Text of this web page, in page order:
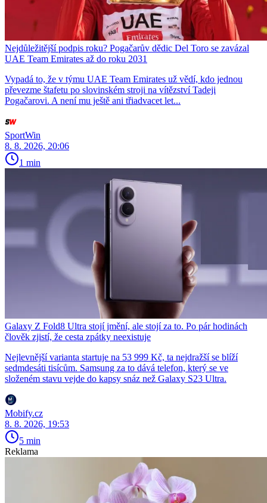
Nejdůležitější podpis roku? Pogačarův dědic Del Toro se zavázal
UAE Team Emirates až do roku 2031
Vypadá to, že v týmu UAE Team Emirates už vědí, kdo jednou
převezme štafetu po slovinském stroji na vítězství Tadeji
Pogačarovi. A není mu ještě ani třiadvacet let...
SportWin
8. 8. 2026, 20:06
1 min
Galaxy Z Fold8 Ultra stojí jmění, ale stojí za to. Po pár hodinách
člověk zjistí, že cesta zpátky neexistuje
Nejlevnější varianta startuje na 53 999 Kč, ta nejdražší se blíží
sedmdesáti tisícům. Samsung za to dává telefon, který se ve
složeném stavu vejde do kapsy snáz než Galaxy S23 Ultra.
Mobify.cz
8. 8. 2026, 19:53
5 min
Reklama